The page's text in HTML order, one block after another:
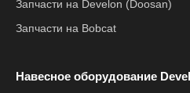
Запчасти на Develon (Doosan)
Запчасти на Bobcat
Навесное оборудование